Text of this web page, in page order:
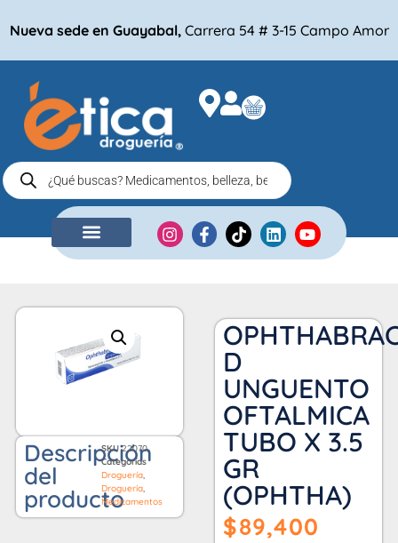
Nueva sede en Guayabal, Carrera 54 # 3-15 Campo Amor
Descripción
del
producto
SKU22070
Categorías
Droguería,
Droguería,
Medicamentos
D
UNGUENTO
OFTALMICA
TUBO X 3.5
GR
(OPHTHA)
$89,400